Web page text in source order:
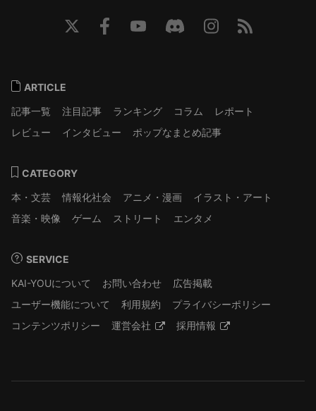
ARTICLE
記事一覧
注目記事 ランキング コラム
レポート
レビュー
インタビュー ポップなまとめ記事
CATEGORY
本・文芸
情報化社会 アニメ・漫画
イラスト・アート
音楽・映像
ゲーム ストリート エンタメ
SERVICE
KAI-YOUについて
お問い合わせ
広告掲載
ユーザー機能について
利用規約
プライバシーポリシー
コンテンツポリシー
運営会社 採用情報